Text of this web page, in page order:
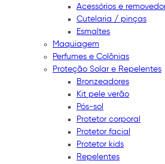
Acessórios e
Cutelaria / pinças
Esmaltes
Maquiagem
Perfumes e Colônias
Proteção Solar e Repelentes
Bronzeadores
Kit pele verão
Pós-sol
Protetor corporal
Protetor facial
Protetor kids
Repelentes